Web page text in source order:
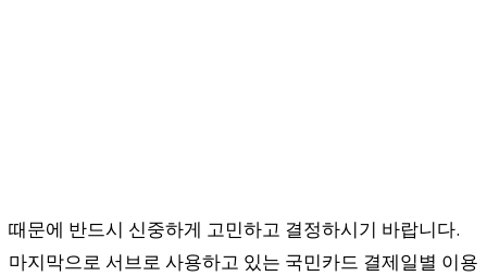
때문에 반드시 신중하게 고민하고 결정하시기 바랍니다.
마지막으로 서브로 사용하고 있는 국민카드 결제일별 이용